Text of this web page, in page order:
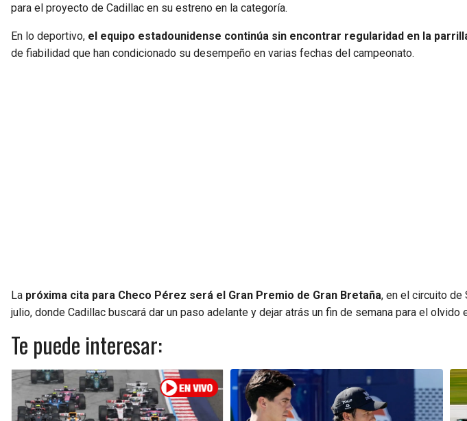
para el proyecto de Cadillac en su estreno en la categoría.
En lo deportivo, el equipo estadounidense continúa sin encontrar regularidad en la
de fiabilidad que han condicionado su desempeño en varias fechas del campeonato.
La próxima cita para Checo Pérez será el Gran Premio de Gran Bretaña, en el circuito de
julio, donde Cadillac buscará dar un paso adelante y dejar atrás un fin de semana para el olvido
Te puede interesar: